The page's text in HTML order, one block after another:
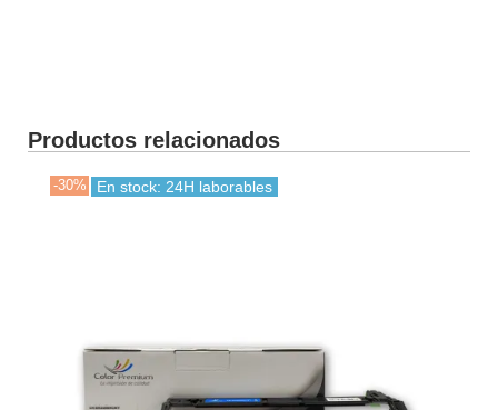
Productos relacionados
-30% En stock: 24H laborables